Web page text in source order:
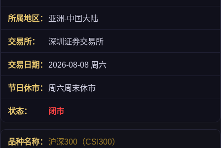
亚洲-中国大陆
深圳证券交易所
2026-08-08 周六
周六周末休市
闭市
沪深300（CSI300）